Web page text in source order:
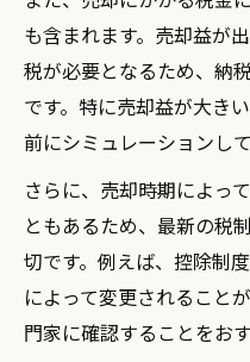
も含まれます。売却益が
税が必要となるため、納
です。特に売却益が大き
前にシミュレーションし
さらに、売却時期によっ
ともあるため、最新の税
切です。例えば、控除制
によって変更されること
門家に確認することをお